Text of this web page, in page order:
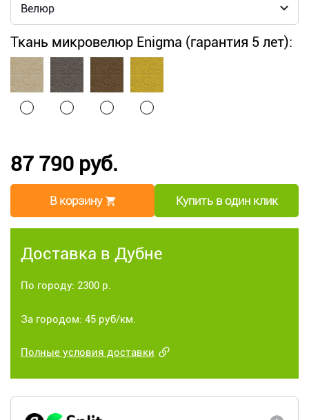
Ткань микровелюр Enigma (гарантия 5 лет):
87 790 руб.
В корзину Купить в один клик
Доставка в Дубне
По городу: 2300 р.
За городом: 45 руб/км.
Полные условия доставки